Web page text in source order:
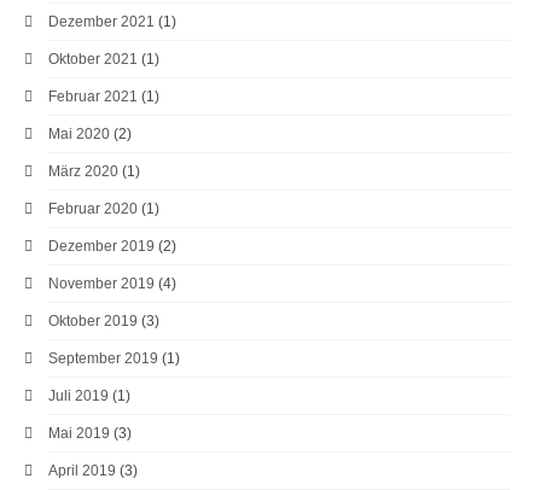
Dezember 2021 (1)
Oktober 2021 (1)
Februar 2021 (1)
Mai 2020 (2)
März 2020 (1)
Februar 2020 (1)
Dezember 2019 (2)
November 2019 (4)
Oktober 2019 (3)
September 2019 (1)
Juli 2019 (1)
Mai 2019 (3)
April 2019 (3)